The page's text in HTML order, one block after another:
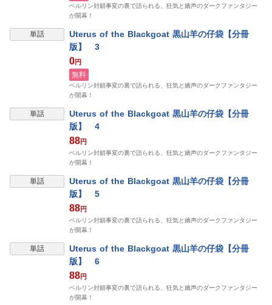
ベルリン封鎖事変の裏で語られる、狂気と嬌声のダークファンタジー
が開幕！
単話
Uterus of the Blackgoat 黒山羊の仔袋【分冊
版】 3
0円
無料
ベルリン封鎖事変の裏で語られる、狂気と嬌声のダークファンタジー
が開幕！
単話
Uterus of the Blackgoat 黒山羊の仔袋【分冊
版】 4
88円
ベルリン封鎖事変の裏で語られる、狂気と嬌声のダークファンタジー
が開幕！
単話
Uterus of the Blackgoat 黒山羊の仔袋【分冊
版】 5
88円
ベルリン封鎖事変の裏で語られる、狂気と嬌声のダークファンタジー
が開幕！
単話
Uterus of the Blackgoat 黒山羊の仔袋【分冊
版】 6
88円
ベルリン封鎖事変の裏で語られる、狂気と嬌声のダークファンタジー
が開幕！